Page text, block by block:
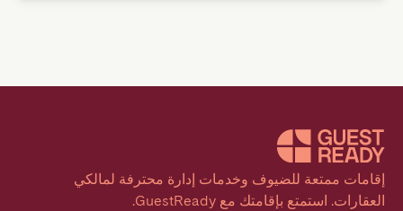
العقارات. استمتع بإقامتك مع GuestReady.